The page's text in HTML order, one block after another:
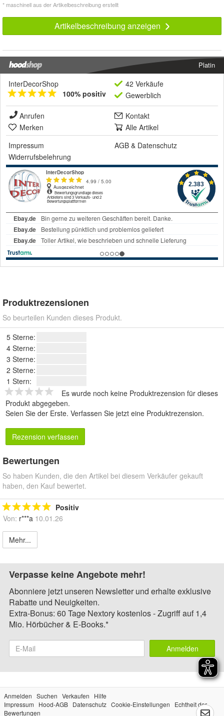
* maschinell aus der Artikelbeschreibung erstellt
Artikelbeschreibung anzeigen
Platin
InterDecorShop
100% positiv
42 Verkäufe
Gewerblich
Anrufen
Kontakt
Merken
Alle Artikel
Impressum
AGB & Datenschutz
Widerrufsbelehrung
Produktrezensionen
So beurteilen Kunden dieses Produkt.
5 Sterne:
4 Sterne:
3 Sterne:
2 Sterne:
1 Stern:
Es wurde noch keine Produktrezension für dieses
Produkt abgegeben.
Seien Sie der Erste. Verfassen Sie jetzt eine Produktrezension.
Rezension verfassen
Bewertungen
So haben Kunden, die den Artikel bei diesem Verkäufer gekauft
haben, den Kauf bewertet.
Positiv
Von: r***a 10.01.26
Mehr...
Verpasse keine Angebote mehr!
Abonniere jetzt unseren Newsletter und erhalte exklusive
Rabatte und Neuigkeiten.
Extra-Bonus: 60 Tage Nextory kostenlos - Zugriff auf 1,4
Mio. Hörbücher & E-Books.*
Anmelden
Anmelden Suchen Verkaufen
Hilfe
Impressum
Hood-AGB Datenschutz Cookie-Einstellungen
Echtheit der
Bewertungen